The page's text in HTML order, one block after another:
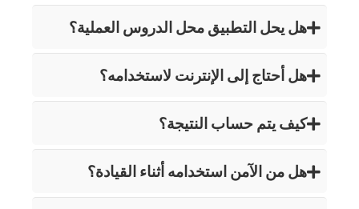
هل يحل التطبيق محل الدروس العملية؟
هل أحتاج إلى الإنترنت لاستخدامه؟
كيف يتم حساب النتيجة؟
هل من الآمن استخدامه أثناء القيادة؟